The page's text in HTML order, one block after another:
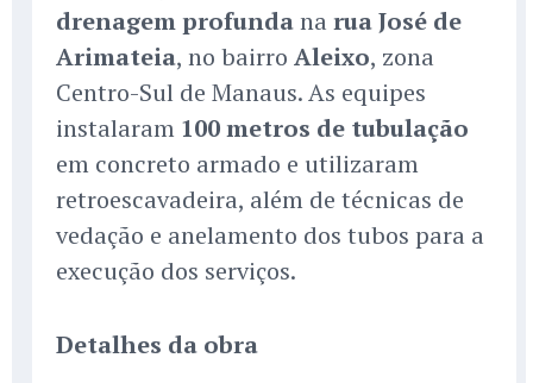
drenagem profundana rua José de
Arimateia, no bairro Aleixo, zona
Centro-Sul de Manaus. As equipes
instalaram 100 metros de tubulação
em concreto armado e utilizaram
retroescavadeira, além de técnicas de
vedação e anelamento dos tubos para a
execução dos serviços.
Detalhes da obra